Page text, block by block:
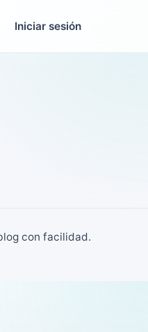
Iniciar sesión
con facilidad.